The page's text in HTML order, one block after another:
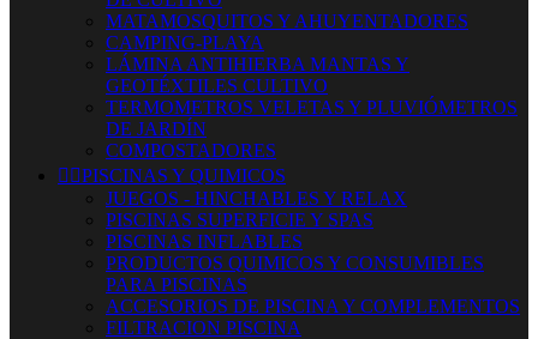
MATAMOSQUITOS Y AHUYENTADORES
CAMPING-PLAYA
LÁMINA ANTIHIERBA MANTAS Y
GEOTÉXTILES CULTIVO
TERMOMETROS VELETAS Y PLUVIÓMETROS
DE JARDÍN
COMPOSTADORES
 PISCINAS Y QUIMICOS
JUEGOS - HINCHABLES Y RELAX
PISCINAS SUPERFICIE Y SPAS
PISCINAS INFLABLES
PRODUCTOS QUIMICOS Y CONSUMIBLES
PARA PISCINAS
ACCESORIOS DE PISCINA Y COMPLEMENTOS
FILTRACION PISCINA